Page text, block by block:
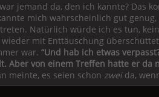
jemand da, den ich kannte? Das
mich wahrscheinlich gut
Natürlich würde ich es tun,
mit Enttäuschung
war. “Und hab ich etwas
Aber von einem Treffen hatte er da
meinte, es seien schon zweida,